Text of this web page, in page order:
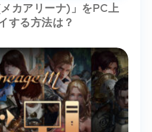
カアリーナ)」をPC上
する方法は？